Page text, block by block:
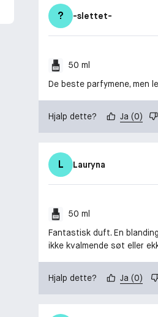
? -slettet-
50 ml
De beste parfymene, men
Hjalp dette? Ja (0)
L Lauryna
50 ml
Fantastisk duft. En
ikke kvalmende søt eller
Hjalp dette? Ja (0)